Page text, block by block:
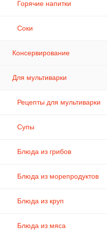
Горячие напитки
Соки
Консервирование
Для мультиварки
Рецепты для мультиварки
Супы
Блюда из грибов
Блюда из морепродуктов
Блюда из круп
Блюда из мяса